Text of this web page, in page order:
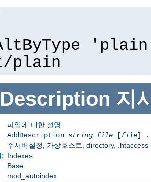
plain
지
파일에 대한 설명
AddDescription string file[file]
주서버설정, 가상호스트, directory, .htaccess
: Indexes
Base
mod_autoindex